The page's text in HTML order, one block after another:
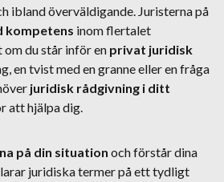
ibland överväldigande. Juristerna på
kompetens inom flertalet
du står inför en privat juridisk
en tvist med en granne eller en fråga
juridisk rådgivning i ditt
att hjälpa dig.
på din situation och förstår dina
juridiska termer på ett tydligt